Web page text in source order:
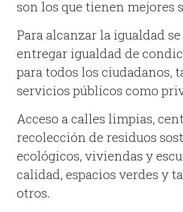
son los que tienen mejores
Para alcanzar la igualdad
entregar igualdad de
para todos los ciudadanos,
servicios públicos como
Acceso a calles limpias,
recolección de residuos
ecológicos, viviendas y
calidad, espacios verdes y
otros.